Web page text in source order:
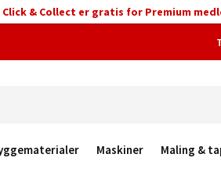
Click & Collect er gratis for Premium
Maskiner Maling &